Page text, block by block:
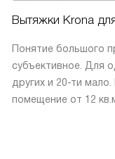
Вытяжки Krona
Понятие большого
субъективное. Для
других и 20-ти
помещение от 12